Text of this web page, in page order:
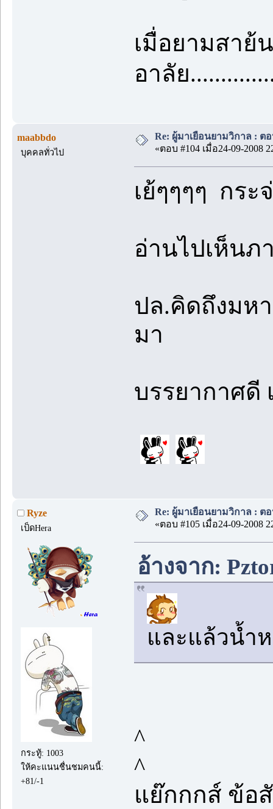
เมื่อยามสาย้
อาลัย
maabbdo
บุคคลทั่วไป
Re: ผู้มาเยือนยามวิกาล : ต
«ตอบ #104 เมื่อ24-09-2008
เย้ๆๆๆๆ กระ
อ่านไปเห็นภ
ปล.คิดถึงมห
มา
บรรยากาศดี
Ryze
เป็ดHera
กระทู้: 1003
ให้คะแนนชื่นชมคนนี้:
+81/-1
Re: ผู้มาเยือนยามวิกาล : ต
«ตอบ #105 เมื่อ24-09-2008
อ้างจาก:
และแล้วน้ำ
^
^
แย๊กกกส์ ข้อ